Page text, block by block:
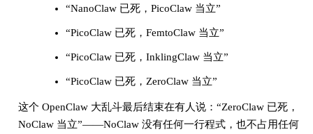
“NanoClaw 已死，PicoClaw 当立”
“PicoClaw 已死，FemtoClaw 当立”
“PicoClaw 已死，InklingClaw 当立”
“PicoClaw 已死，ZeroClaw 当立”
这个 OpenClaw 大乱斗最后结束在有人说：“ZeroClaw 已死，
NoClaw 当立”——NoClaw 没有任何一行程式，也不占用任何